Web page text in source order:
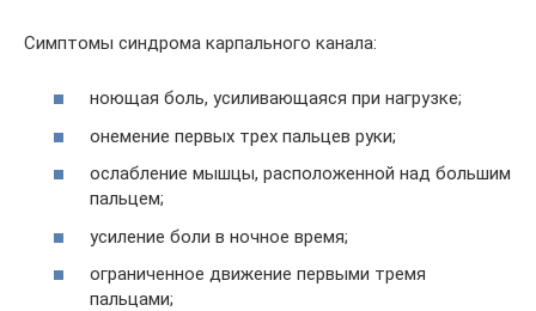
Симптомы синдрома карпального канала:
ноющая боль, усиливающаяся при нагрузке;
онемение первых трех пальцев руки;
ослабление мышцы, расположенной над большим
пальцем;
усиление боли в ночное время;
ограниченное движение первыми тремя
пальцами;